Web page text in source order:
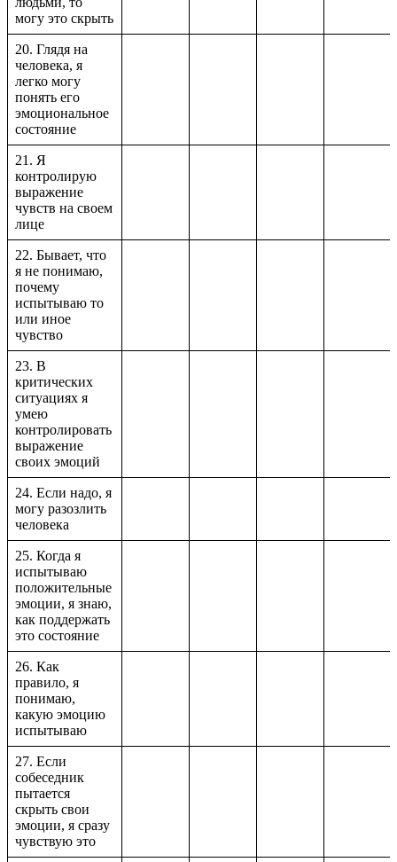
могу это скрыть
20. Глядя на
человека, я
легко могу
понять его
эмоциональное
состояние
21. Я
контролирую
выражение
чувств на своем
лице
22. Бывает, что
я не понимаю,
почему
испытываю то
или иное
чувство
23. В
критических
ситуациях я
умею
контролировать
выражение
своих эмоций
24. Если надо, я
могу разозлить
человека
25. Когда я
испытываю
положительные
эмоции, я знаю,
как поддержать
это состояние
26. Как
правило, я
понимаю,
какую эмоцию
испытываю
27. Если
собеседник
пытается
скрыть свои
эмоции, я сразу
чувствую это